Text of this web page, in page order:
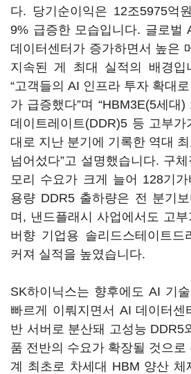
다. 당기순이익은 12조5975억
9% 급증한 모습입니다. 글로벌
데이터센터가 증가하면서 높은
지속된 게 최대 실적의 배경입
“고객들의 AI 인프라 투자 확대
가 급증했다”며 “HBM3E(5세대
데이트레이트(DDR)5 등 고부
대로 지난 분기에 기록한 역대
넘어섰다”고 설명했습니다. 구
모리 수요가 크게 늘어 128기
용량 DDR5 출하량은 전 분기
며, 낸드플래시 사업에서도 고
버향 기업용 솔리드스테이트드
커져 실적을 높였습니다.
SK하이닉스는 향후에도 AI 기
빠르게 이뤄지면서 AI 데이터센
반 서버로 분산돼 고성능 DDR5
품 전반의 수요가 확장될 것으로
계 최초로 차세대 HBM 양산 체